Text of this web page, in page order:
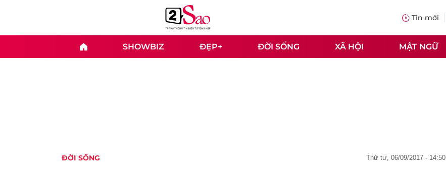
Tin mới
SHOWBIZ ĐẸP+ ĐỜI SỐNG XÃ HỘI MẬT NGỮ
ĐỜI SỐNG thứ tư, 06/09/2017 - 14:50